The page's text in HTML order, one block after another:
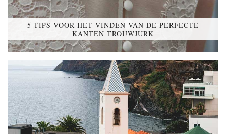
5 TIPS VOOR HET VINDEN VAN DE PERFECTE
KANTEN TROUWJURK